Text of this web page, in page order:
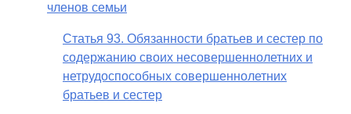
членов семьи
Статья 93. Обязанности братьев и сестер по
содержанию своих несовершеннолетних и
нетрудоспособных совершеннолетних
братьев и сестер